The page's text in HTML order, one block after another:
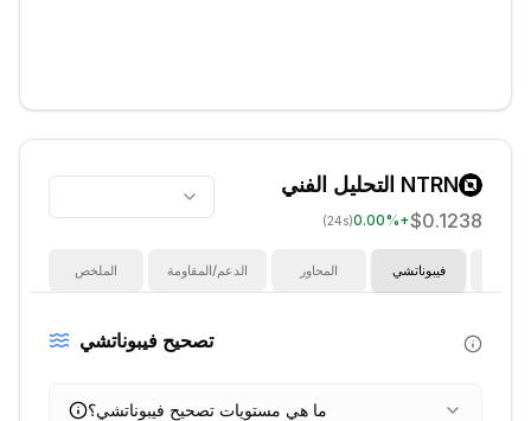
NTRN التحليل الفني
$0.1238
+
0.00%
(24s)
الملخص الدعم/المقاومة المحاور فيبوناتشي
تصحيح فيبوناتشي
ما هي مستويات تصحيح فيبوناتشي؟